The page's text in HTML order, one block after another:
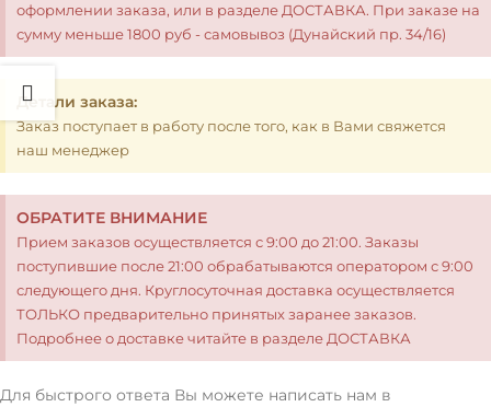
оформлении заказа, или в разделе ДОСТАВКА. При заказе на
сумму меньше 1800 руб - самовывоз (Дунайский пр. 34/16)
Детали заказа:
Заказ поступает в работу после того, как в Вами свяжется
наш менеджер
ОБРАТИТЕ ВНИМАНИЕ
Прием заказов осуществляется с 9:00 до 21:00. Заказы
поступившие после 21:00 обрабатываются оператором с 9:00
следующего дня. Круглосуточная доставка осуществляется
ТОЛЬКО предварительно принятых заранее заказов.
Подробнее о доставке читайте в разделе ДОСТАВКА
Для быстрого ответа Вы можете написать нам в